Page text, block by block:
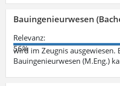
Bauingenieurwesen
Relevanz:
56%
wird im Zeugnis
Bauingenieurwesen (M.Eng.)